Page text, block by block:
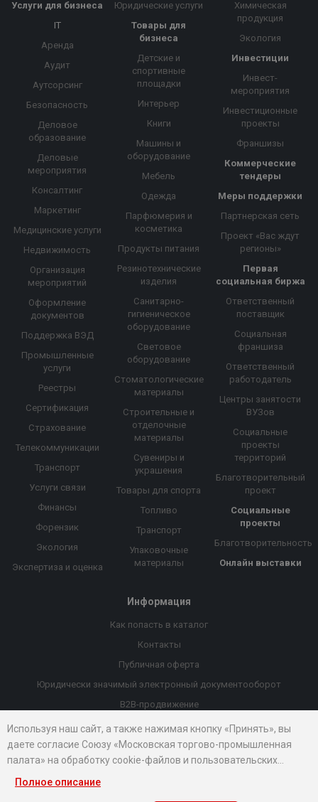
Услуги для бизнеса
IT
Аренда
Аудит
Аутсорсинг
Безопасность
Деловое
образование
Деловые
мероприятия
Консалтинг
Маркетинг
Медицинские услуги
Недвижимость
Организация
мероприятий
Оформление
документов
Поддержка ВЭД
Промышленные
услуги
Реестры
Сертификация
Страхование
Телекоммуникации
Транспорт
Услуги связи
Финансы
Форензик
Экология
Экспертиза и оценка
Юридические услуги
Товары для
бизнеса
Детские и
спортивные
площадки
Интерьер
Книги
Машины и
оборудование
Мебель
Одежда
Парфюмерия и
косметика
Продукты питания
Резинотехнические
изделия
Санитарно-
гигиеническое
оборудование
Световое
оборудование
Стоматологические
материалы
Строительные и
отделочные
материалы
Сувениры и
украшения
Товары для спорта
Топливо
Транспорт
Упаковочные
материалы
Химическая
продукция
Экология
Инвестиции
Инвест-
мероприятия
Инвестиционные
проекты
Франшизы
Коммерческие
тендеры
Меры поддержки
Партнерская сеть
Проект «Вас ждут
регионы»
Первая
социальная биржа
Ответственный
поставщик
Социальная
франшиза
Ответственный
работодатель
Центры занятости
ВУЗов
Социальные
проекты
территорий
Благотворительный
проект
Социальные
проекты
Благотворительность
Онлайн выставки
Информация
Как попасть в каталог
Контакты
Публичная оферта
Юридически значимый электронный документооборот
B2B-продвижение
Порекомендовать компанию
Онлайн выставки
Рейтинг компаний
Используя наш сайт, а также нажимая кнопку «Принять», вы
даете согласие Союзу «Московская торгово-промышленная
палата» на обработку cookie-файлов и пользовательских
данных...
Полное описание